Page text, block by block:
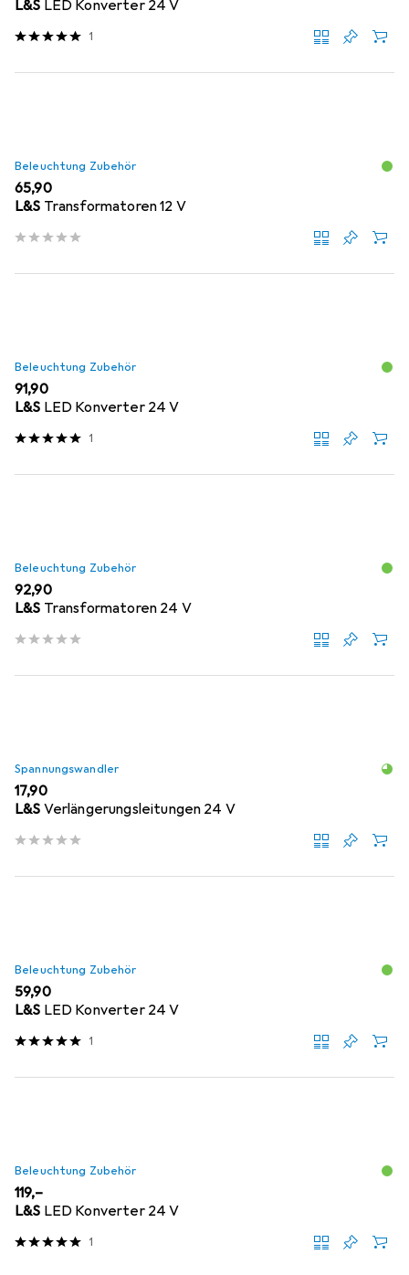
L&S LED Konverter 24 V
1
Beleuchtung Zubehör
EUR
65,90
L&S Transformatoren 12 V
Beleuchtung Zubehör
EUR
91,90
L&S LED Konverter 24 V
1
Beleuchtung Zubehör
EUR
92,90
L&S Transformatoren 24 V
Spannungswandler
EUR
17,90
L&S Verlängerungsleitungen 24 V
Beleuchtung Zubehör
EUR
59,90
L&S LED Konverter 24 V
1
Beleuchtung Zubehör
EUR
119,–
L&S LED Konverter 24 V
1